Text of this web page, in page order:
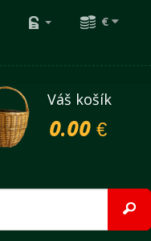
€
Váš košík
0.00 €